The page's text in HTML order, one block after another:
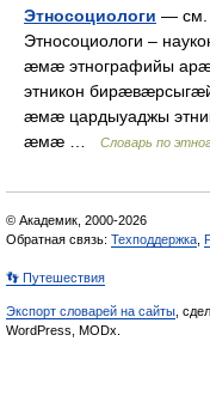
Этносоциологи — см.
Этносоциологи –
æмæ этнографийы
этникон
æмæ цардыуаджы
æмæ …
Словарь по
© Академик, 2000-2026
Обратная связь: Техподдержка
👣 Путешествия
Экспорт словарей на сайты ,
WordPress, MODx.